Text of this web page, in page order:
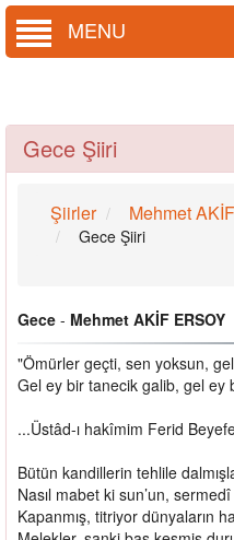
MENU
Gece Şiiri
Şiirler Mehmet
Gece Şiiri
Gece - Mehmet AKİF ERSOY
"Ömürler geçti, sen yoksun,
Gel ey bir tanecik galib, gel ey
...Üstâd-ı hakîmim Ferid
Bütün kandillerin tehlile
Nasıl mabet ki sun’un,
Kapanmış, titriyor dünyaların